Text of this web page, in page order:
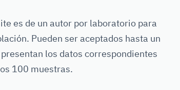
es de un autor por laboratorio para
Pueden ser aceptados hasta un
los datos correspondientes
100 muestras.